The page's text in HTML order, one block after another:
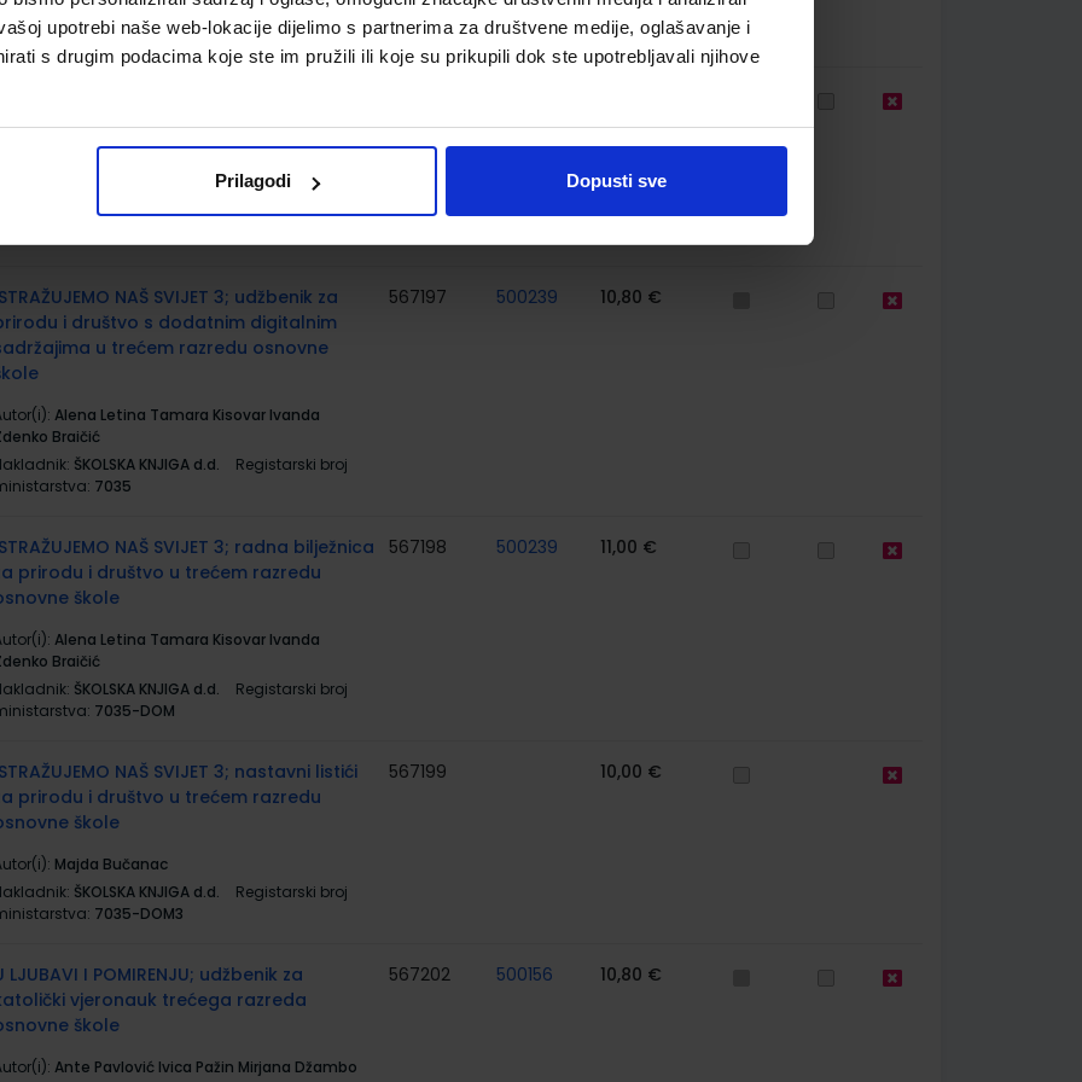
upotrebi naše web-lokacije dijelimo s partnerima za društvene medije, oglašavanje i
s drugim podacima koje ste im pružili ili koje su prikupili dok ste upotrebljavali njihove
Prilagodi Dopusti sve
Nakladnik:
Registarski broj
7003
razredu osnovne škole
ŠKOLSKA KNJIGA d.d.
Registarski broj
NAŠ SVIJET 3; udžbenik za
i društvo s dodatnim digitalnim
u trećem razredu osnovne
Alena Letina Tamara Kisovar Ivanda
Braičić
ŠKOLSKA KNJIGA d.d.
Registarski broj
7035
567197 500239 10,80 €
NAŠ SVIJET 3; radna bilježnica
prirodu i društvo u trećem razredu
škole
Alena Letina Tamara Kisovar Ivanda
Braičić
ŠKOLSKA KNJIGA d.d.
Registarski broj
7035-DOM
567198 500239 11,00 €
NAŠ SVIJET 3; nastavni listići
prirodu i društvo u trećem razredu
škole
Majda Bučanac
ŠKOLSKA KNJIGA d.d.
Registarski broj
7035-DOM3
567199 10,00 €
LJUBAVI I POMIRENJU; udžbenik za
vjeronauk trećega razreda
škole
Ante Pavlović Ivica Pažin Mirjana Džambo
567202 500156 10,80 €